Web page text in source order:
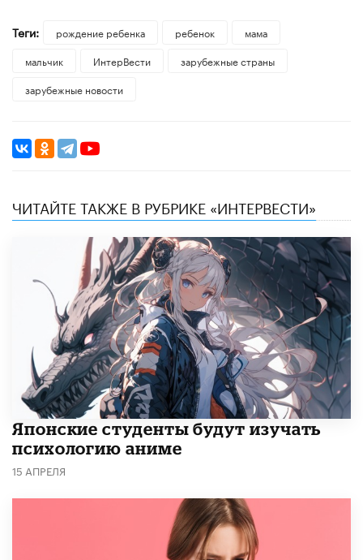
Теги: рождение ребенка ребенок
мама
мальчик
ИнтерВести
зарубежные страны
зарубежные новости
ЧИТАЙТЕ ТАКЖЕ В РУБРИКЕ «ИНТЕРВЕСТИ»
Японские студенты будут изучать
психологию аниме
15 АПРЕЛЯ